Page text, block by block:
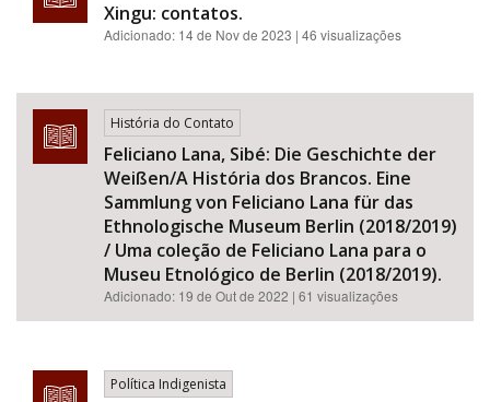
Xingu: contatos.
Adicionado: 14 de Nov de 2023 | 46 visualizações
História do Contato
Feliciano Lana, Sibé: Die Geschichte der
Weißen/A História dos Brancos. Eine
Sammlung von Feliciano Lana für das
Ethnologische Museum Berlin (2018/2019)
/ Uma coleção de Feliciano Lana para o
Museu Etnológico de Berlin (2018/2019).
Adicionado: 19 de Out de 2022 | 61 visualizações
Política Indigenista